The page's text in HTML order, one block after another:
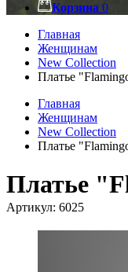
Корзина 0
Главная
Женщинам
New Collection
Платье
Главная
Женщинам
New Collection
Платье
Платье
Артикул: 6025